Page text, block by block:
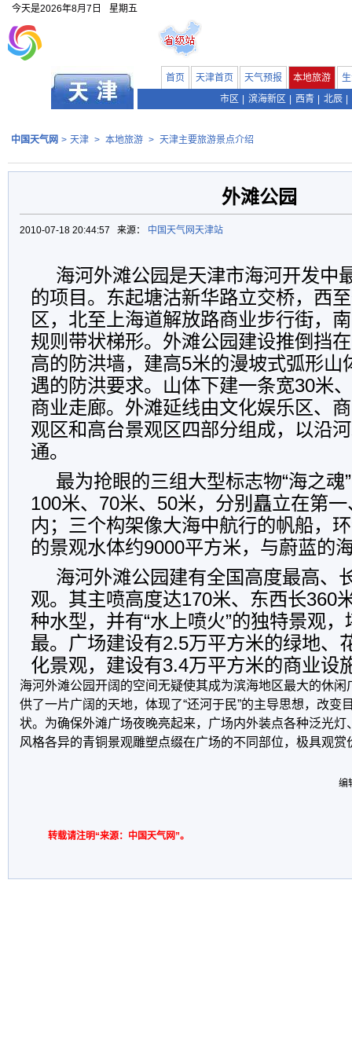
今天是2026年8月7日 星期五
首页 天津首页 天气预报 本地旅游
市区
滨海新区 西青 北辰
中国天气网 > 天津 > 本地旅游 > 天津主要旅游景点介绍
外滩公园
2010-07-18 20:44:57 来源： 中国天气网天津站
海河外滩公园是天津市海河开发中
的项目。东起塘沽新华路立交桥，西
区，北至上海道解放路商业步行街，
规则带状梯形。外滩公园建设推倒挡
高的防洪墙，建高5米的漫坡式弧形山
遇的防洪要求。山体下建一条宽30米
商业走廊。外滩延线由文化娱乐区、
观区和高台景观区四部分组成，以沿
通。
最为抢眼的三组大型标志物“海之魂
100米、70米、50米，分别矗立在第
内；三个构架像大海中航行的帆船，
的景观水体约9000平方米，与蔚蓝的
海河外滩公园建有全国高度最高、
观。其主喷高度达170米、东西长360
种水型，并有“水上喷火”的独特景观
最。广场建设有2.5万平方米的绿地、
化景观，建设有3.4万平方米的商业设
海河外滩公园开阔的空间无疑使其成为滨海地区最大的休
供了一片广阔的天地，体现了“还河于民”的主导思想，改变
状。为确保外滩广场夜晚亮起来，广场内外装点各种泛光
风格各异的青铜景观雕塑点缀在广场的不同部位，极具观赏
编
转载请注明“来源：中国天气网”。